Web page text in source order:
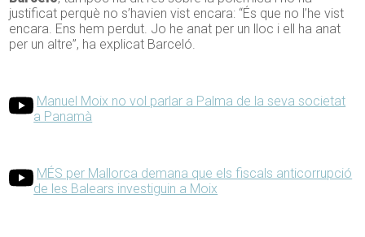
justificat perquè no s’havien vist encara: “És que no l’he vist
encara. Ens hem perdut. Jo he anat per un lloc i ell ha anat
per un altre”, ha explicat Barceló.
Manuel Moix no vol parlar a Palma de la seva societat
a Panamà
MÉS per Mallorca demana que els fiscals anticorrupció
de les Balears investiguin a Moix